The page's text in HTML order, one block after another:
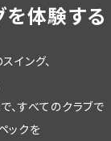
を体験する
イング、
、すべてのクラブで
ックを